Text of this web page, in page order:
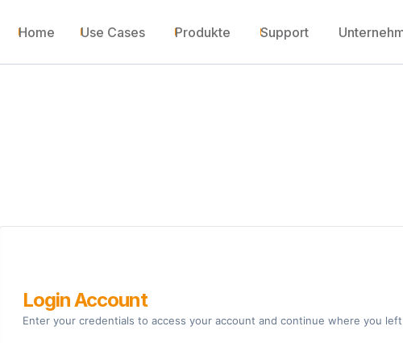
Home Use Cases Produkte Support
Login Account
Enter your credentials to access your account and continue where you